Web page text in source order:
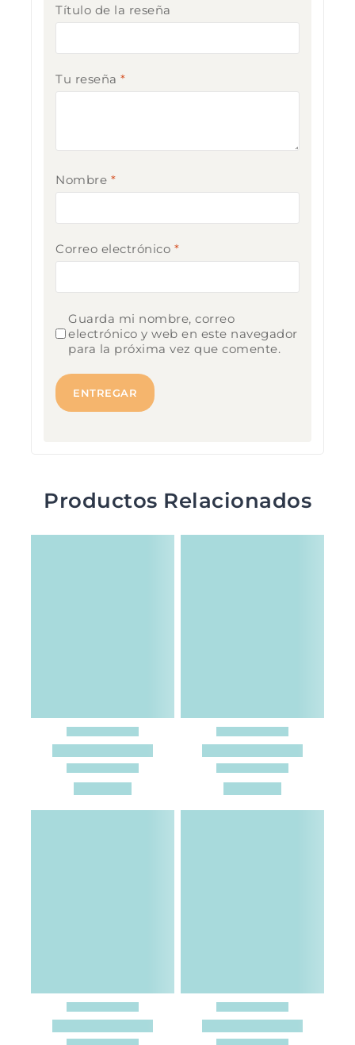
Título de la reseña
Tu reseña *
Nombre *
Correo electrónico *
Guarda mi nombre, correo
electrónico y web en este navegador
para la próxima vez que comente.
Productos Relacionados